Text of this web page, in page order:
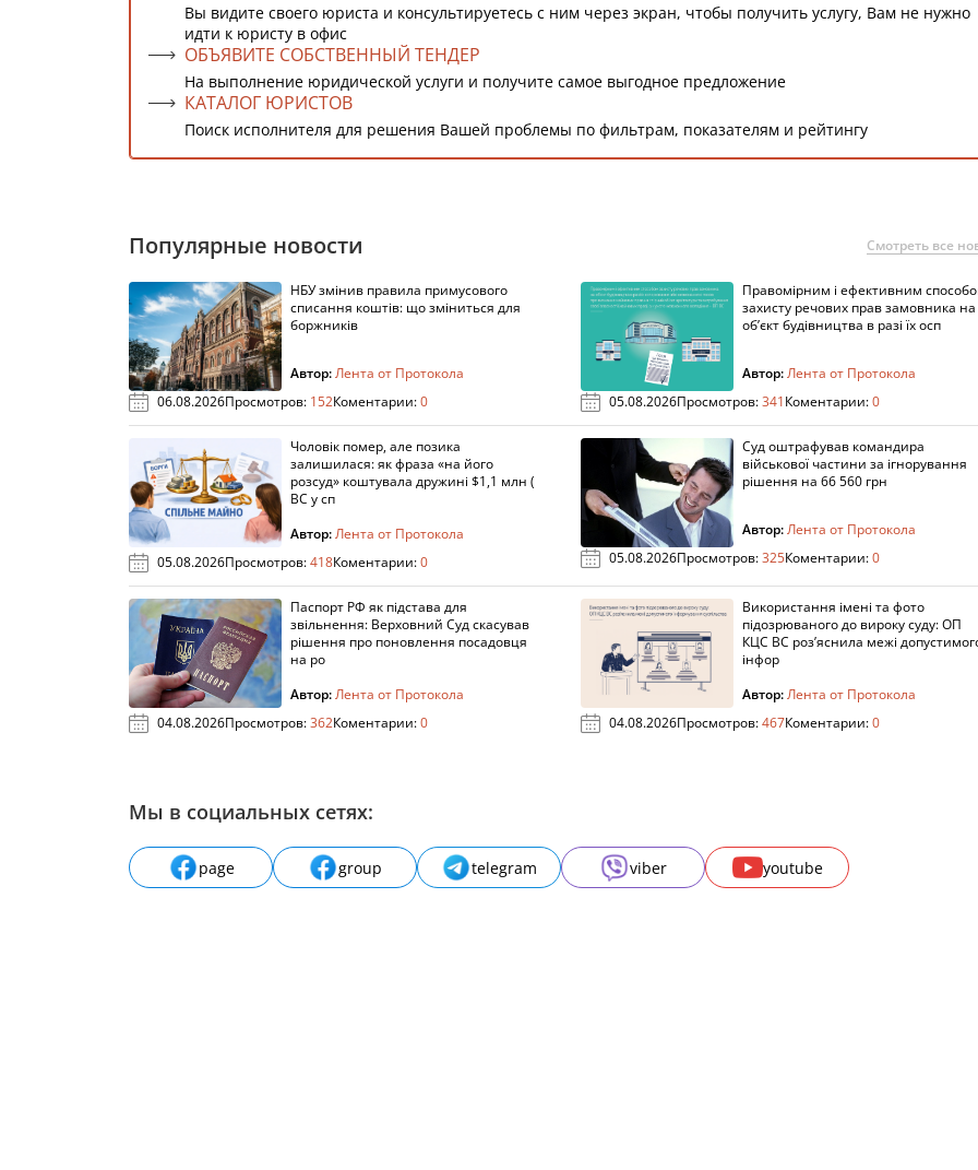
Вы видите своего юриста и консультируетесь с ним через экран, чтобы получить услугу, Вам не нужно
идти к юристу в офис
ОБЪЯВИТЕ СОБСТВЕННЫЙ ТЕНДЕР
На выполнение юридической услуги и получите самое выгодное предложение
КАТАЛОГ ЮРИСТОВ
Поиск исполнителя для решения Вашей проблемы по фильтрам, показателям и рейтингу
Популярные новости Смотреть все
НБУ змінив правила примусового
списання коштів: що зміниться для
боржників
Автор:Лента от Протокола
06.08.2026Просмотров: 152Коментарии:0
Правомірним і ефективним
захисту речових прав замовника на
об’єкт будівництва в разі їх осп
Автор:Лента от Протокола
05.08.2026Просмотров:341Коментарии:0
Чоловік помер, але позика
залишилася: як фраза «на його
розсуд» коштувала дружині $1,1 млн (
ВС у сп
Автор:Лента от Протокола
05.08.2026Просмотров:418Коментарии:0
Суд оштрафував командира
військової частини за ігнорування
рішення на 66 560 грн
Автор:Лента от Протокола
05.08.2026Просмотров:325Коментарии:0
Паспорт РФ як підстава для
звільнення: Верховний Суд скасував
рішення про поновлення посадовця
на ро
Автор:Лента от Протокола
04.08.2026Просмотров:362Коментарии:0
Використання імені та фото
підозрюваного до вироку суду: ОП
КЦС ВС роз’яснила межі
інфор
Автор:Лента от Протокола
04.08.2026Просмотров:467Коментарии:0
Мы в социальных сетях:
page group telegram viber youtube